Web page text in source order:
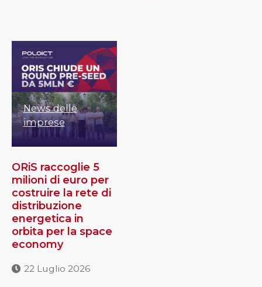
News delle
imprese
ORiS raccoglie 5
milioni di euro per
costruire la rete di
distribuzione
energetica in
orbita per la space
economy
22 Luglio 2026